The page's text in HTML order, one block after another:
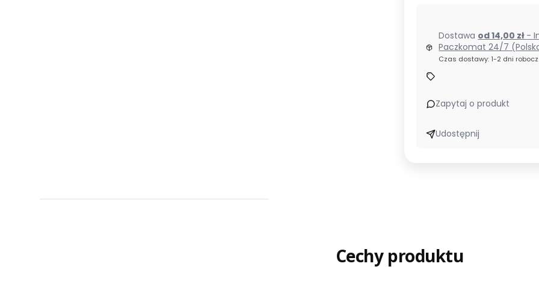
Dostawa od 14,00 zł -
Paczkomat 24/7
Czas dostawy: 1-2 dni
Zapytaj o produkt
Udostępnij
Cechy produktu